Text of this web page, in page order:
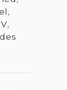
,
,